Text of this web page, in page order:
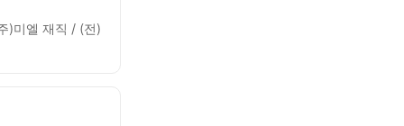
)미엘 재직 / (전)